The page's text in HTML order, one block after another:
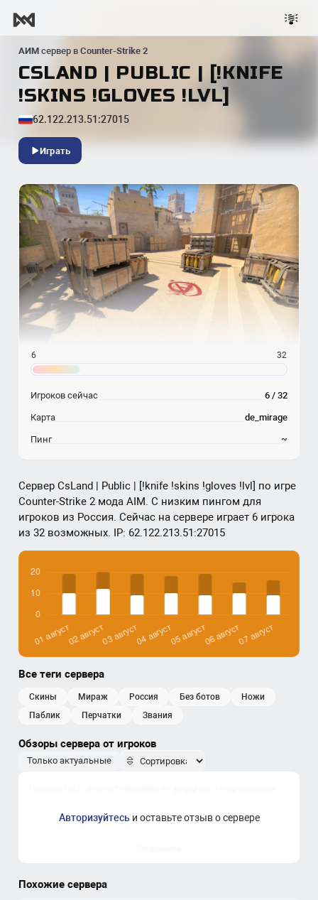
АИМ сервер в Counter-Strike 2
CSLAND | PUBLIC | [!KNIFE
!SKINS !GLOVES !LVL]
62.122.213.51:27015
Играть
Сервер CsLand | Public | [!knife !skins !gloves !lvl] по игре
Counter-Strike 2 мода AIM. С низким пингом для
игроков из Россия. Сейчас на сервере играет 6 игрока
из 32 возможных. IP: 62.122.213.51:27015
Все теги сервера
скины мираж россия без ботов
ножи
паблик
перчатки звания
Обзоры сервера от игроков
Только актуальные
Авторизуйтесьи оставьте отзыв о сервере
Похожие сервера
6 32
Игроков сейчас 6 / 32
Карта de_mirage
Пинг ~